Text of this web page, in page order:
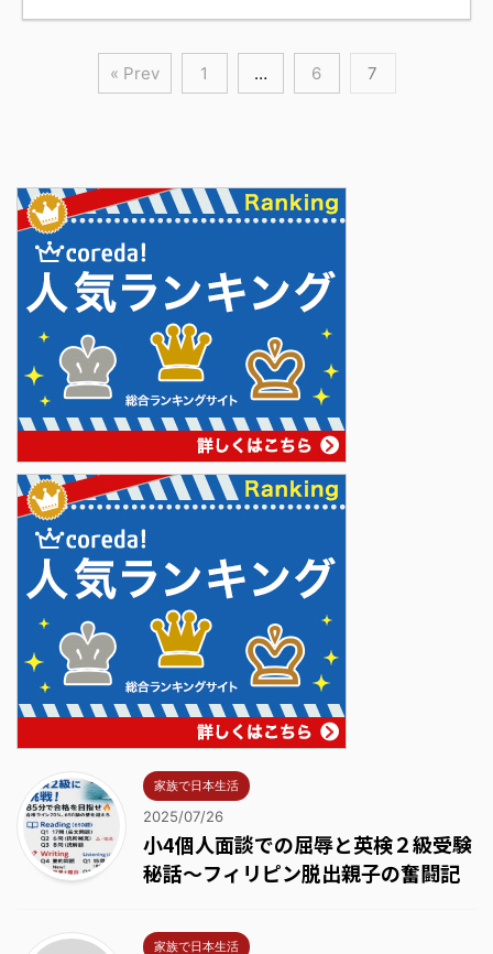
« Prev 1 … 6 7
家族で日本生活
2025/07/26
小4個人面談での屈辱と英検２級受験
秘話～フィリピン脱出親子の奮闘記
家族で日本生活